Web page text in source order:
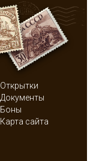
Открытки
Документы
Боны
Карта сайта